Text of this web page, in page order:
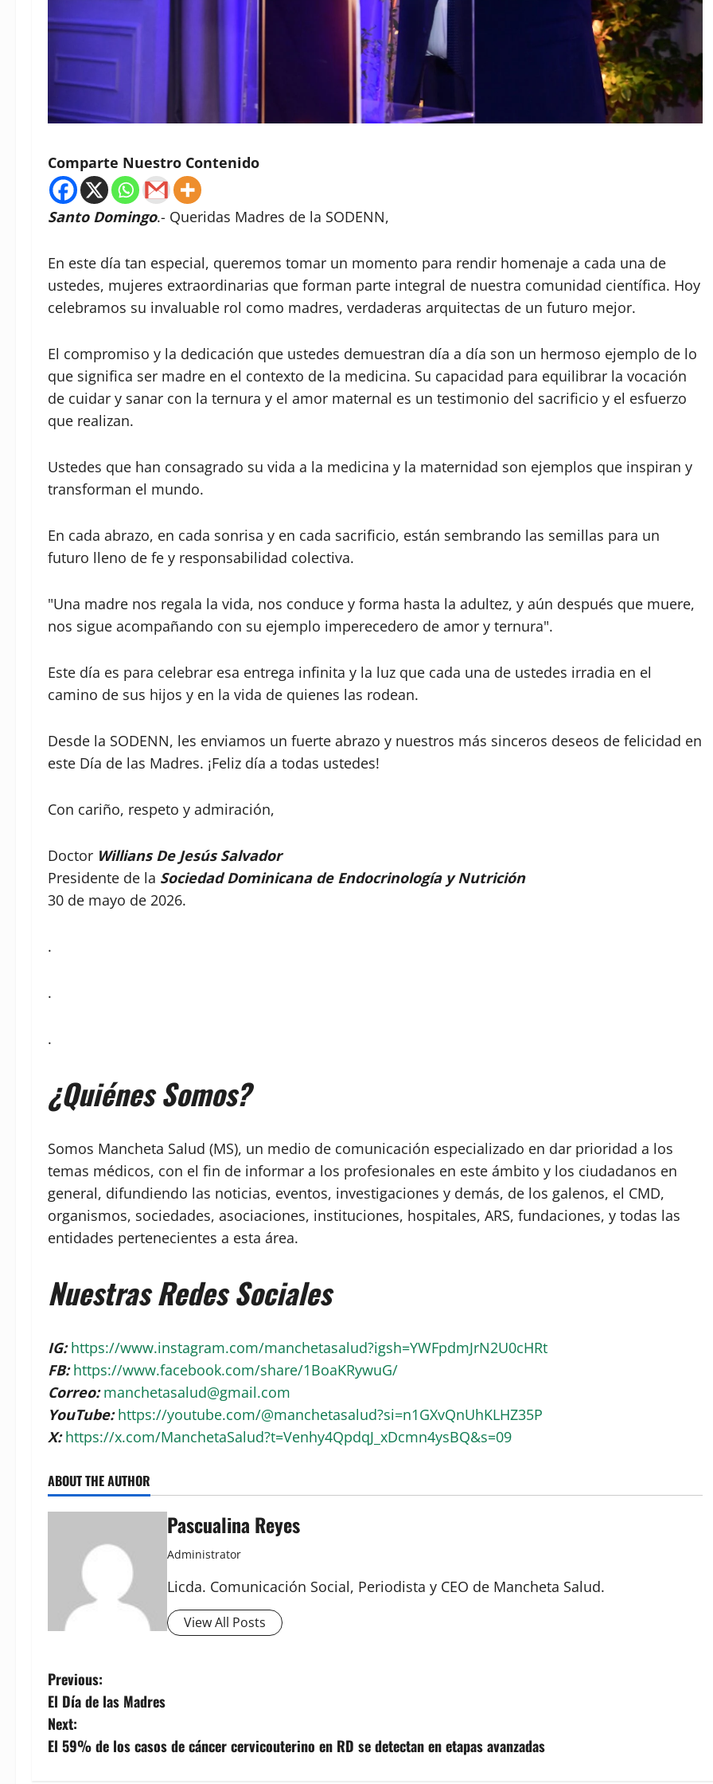
Comparte Nuestro Contenido
Santo Domingo.- Queridas Madres de la SODENN,
En este día tan especial, queremos tomar un momento para rendir homenaje a cada una de
ustedes, mujeres extraordinarias que forman parte integral de nuestra comunidad científica. Hoy
celebramos su invaluable rol como madres, verdaderas arquitectas de un futuro mejor.
El compromiso y la dedicación que ustedes demuestran día a día son un hermoso ejemplo de lo
que significa ser madre en el contexto de la medicina. Su capacidad para equilibrar la vocación
de cuidar y sanar con la ternura y el amor maternal es un testimonio del sacrificio y el esfuerzo
que realizan.
Ustedes que han consagrado su vida a la medicina y la maternidad son ejemplos que inspiran y
transforman el mundo.
En cada abrazo, en cada sonrisa y en cada sacrificio, están sembrando las semillas para un
futuro lleno de fe y responsabilidad colectiva.
"Una madre nos regala la vida, nos conduce y forma hasta la adultez, y aún después que muere,
nos sigue acompañando con su ejemplo imperecedero de amor y ternura".
Este día es para celebrar esa entrega infinita y la luz que cada una de ustedes irradia en el
camino de sus hijos y en la vida de quienes las rodean.
Desde la SODENN, les enviamos un fuerte abrazo y nuestros más sinceros deseos de felicidad en
este Día de las Madres. ¡Feliz día a todas ustedes!
Con cariño, respeto y admiración,
Doctor Willians De Jesús Salvador
Presidente de la Sociedad Dominicana de Endocrinología y Nutrición
30 de mayo de 2026.
.
.
.
¿Quiénes Somos?
Somos Mancheta Salud (MS), un medio de comunicación especializado en dar prioridad a los
temas médicos, con el fin de informar a los profesionales en este ámbito y los ciudadanos en
general, difundiendo las noticias, eventos, investigaciones y demás, de los galenos, el CMD,
organismos, sociedades, asociaciones, instituciones, hospitales, ARS, fundaciones, y todas las
entidades pertenecientes a esta área.
Nuestras Redes Sociales
IG:https://www.instagram.com/manchetasalud?igsh=YWFpdmJrN2U0cHRt
FB:https://www.facebook.com/share/1BoaKRywuG/
Correo:manchetasalud@gmail.com
YouTube: https://youtube.com/@manchetasalud?si=n1GXvQnUhKLHZ35P
X:https://x.com/ManchetaSalud?t=Venhy4QpdqJ_xDcmn4ysBQ&s=09
ABOUT THE AUTHOR
Pascualina Reyes
Administrator
Licda. Comunicación Social, Periodista y CEO de Mancheta Salud.
View All Posts
P
o
s
Previous:
El Día de las Madres
Next:
El 59% de los casos de cáncer cervicouterino en RD se detectan en etapas avanzadas